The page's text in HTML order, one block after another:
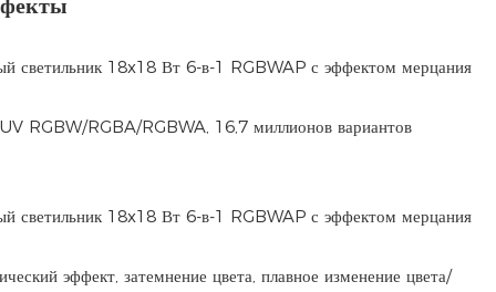
RGBW/RGBA/RGBWA, 16,7 миллионов вариантов
эффект, затемнение цвета, плавное изменение цвета/